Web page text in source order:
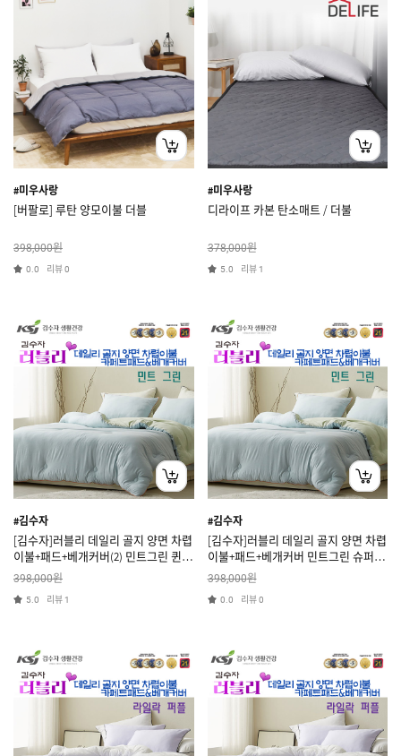
#미우사랑
[버팔로] 루탄 양모이불 더블
398,000원
0.0 리뷰0
#미우사랑
디라이프 카본 탄소매트 / 더불
378,000원
5.0 리뷰 1
#김수자
[김수자]러블리 데일리 골지 양면 차렵
이불+패드+베개커버(2) 민트그린 퀸 3
종세트
398,000원
5.0 리뷰 1
#김수자
[김수자]러블리 데일리 골지 양면 차렵
이불+패드+베개커버 민트그린 슈퍼싱
글 3종세트
398,000원
0.0 리뷰0